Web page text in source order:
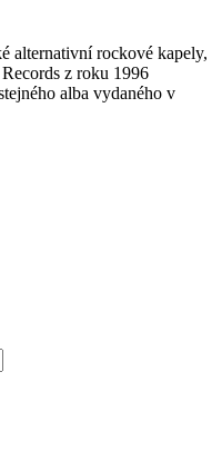
alternativní rockové kapely,
z roku 1996
alba vydaného v